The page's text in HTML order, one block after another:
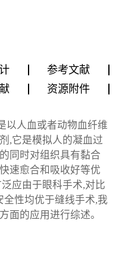
参考文献
资源附件
以人血或者动物血纤维
,它是模拟人的凝血过
同时对组织具有黏合
速愈合和吸收好等优
应由于眼科手术,对比
性均优于缝线手术,我
面的应用进行综述。